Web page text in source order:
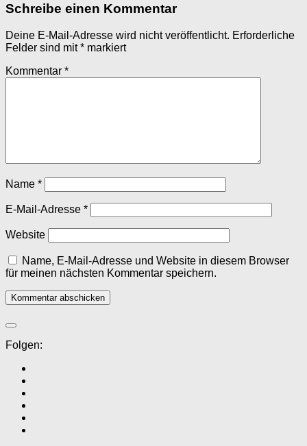
Schreibe einen Kommentar
Deine E-Mail-Adresse wird nicht veröffentlicht. Erforderliche
Felder sind mit* markiert
Kommentar *
Name *
E-Mail-Adresse *
Website
Name, E-Mail-Adresse und Website in diesem Browser
für meinen nächsten Kommentar speichern.
Folgen: